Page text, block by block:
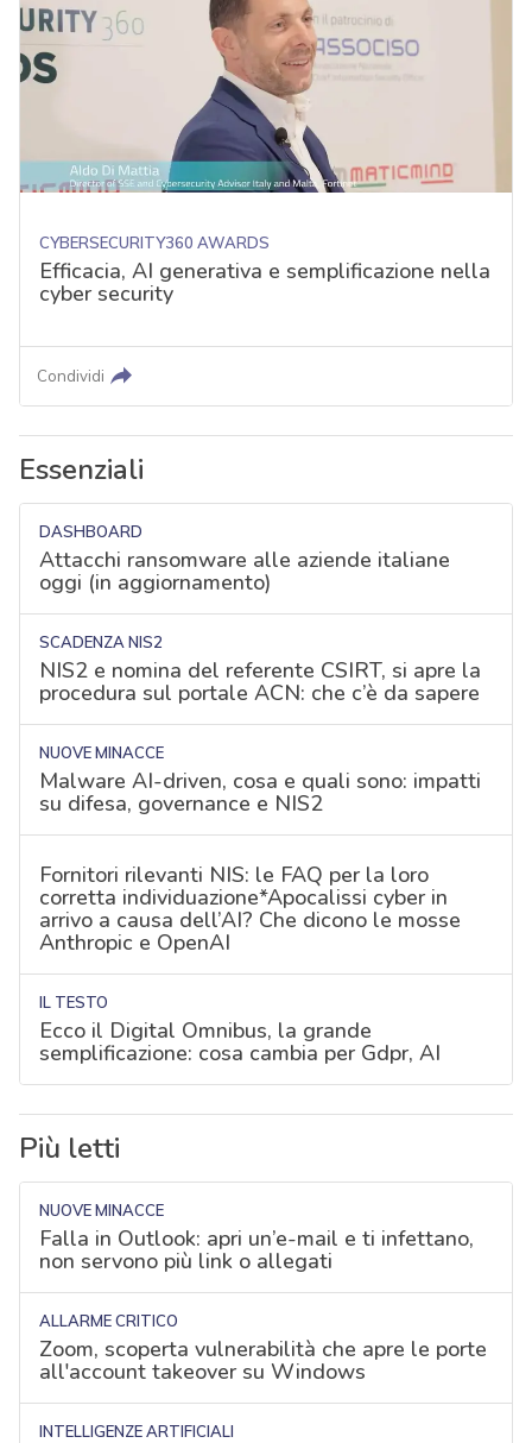
CYBERSECURITY360 AWARDS
Efficacia, AI generativa e semplificazione nella
cyber security
Condividi
Essenziali
DASHBOARD
Attacchi ransomware alle aziende italiane
oggi (in aggiornamento)
SCADENZA NIS2
NIS2 e nomina del referente CSIRT, si apre la
procedura sul portale ACN: che c’è da sapere
NUOVE MINACCE
Malware AI-driven, cosa e quali sono: impatti
su difesa, governance e NIS2
Fornitori rilevanti NIS: le FAQ per la loro
corretta individuazione*Apocalissi cyber in
arrivo a causa dell’AI? Che dicono le mosse
Anthropic e OpenAI
IL TESTO
Ecco il Digital Omnibus, la grande
semplificazione: cosa cambia per Gdpr, AI
Più letti
NUOVE MINACCE
Falla in Outlook: apri un’e-mail e ti infettano,
non servono più link o allegati
ALLARME CRITICO
Zoom, scoperta vulnerabilità che apre le porte
all'account takeover su Windows
INTELLIGENZE ARTIFICIALI